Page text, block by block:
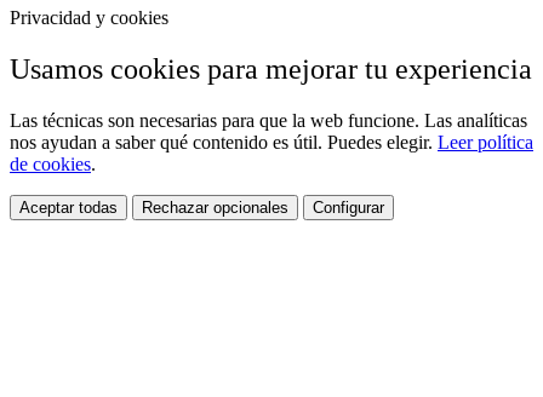
Privacidad y cookies
Usamos cookies para mejorar tu experiencia
Las técnicas son necesarias para que la web funcione. Las analíticas
nos ayudan a saber qué contenido es útil. Puedes elegir. Leer política
de cookies.
Aceptar todas Rechazar opcionales Configurar